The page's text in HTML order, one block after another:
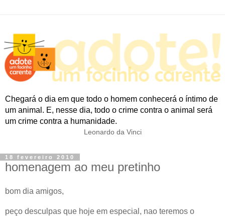
Chegará o dia em que todo o homem conhecerá o íntimo de
um animal. E, nesse dia, todo o crime contra o animal será
um crime contra a humanidade.
Leonardo da Vinci
18 fevereiro 2010
homenagem ao meu pretinho
bom dia amigos,
peço desculpas que hoje em especial, nao teremos o